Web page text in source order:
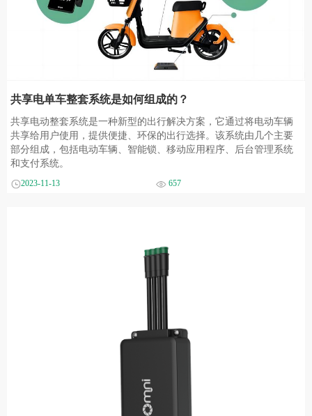
共享电单车整套系统是如何组成的？
共享电动整套系统是一种新型的出行解决方案，它通过将电动车辆
共享给用户使用，提供便捷、环保的出行选择。该系统由几个主要
部分组成，包括电动车辆、智能锁、移动应用程序、后台管理系统
和支付系统。
2023-11-13 657